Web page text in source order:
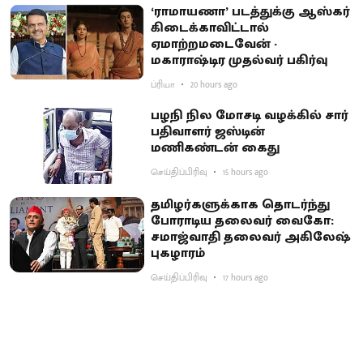
‘ராமாயணா’ படத்துக்கு ஆஸ்கர்
கிடைக்காவிட்டால்
ஏமாற்றமடைவேன் -
மகாராஷ்டிர முதல்வர் பகிர்வு
ப்ரியா 20 hours ago
பழநி நில மோசடி வழக்கில் சார்
பதிவாளர் ஜஸ்டின்
மணிகண்டன் கைது
செய்திப்பிரிவு 15 hours ago
தமிழர்களுக்காக தொடர்ந்து
போராடிய தலைவர் வைகோ:
சமாஜ்வாதி தலைவர் அகிலேஷ்
புகழாரம்
செய்திப்பிரிவு 17 hours ago